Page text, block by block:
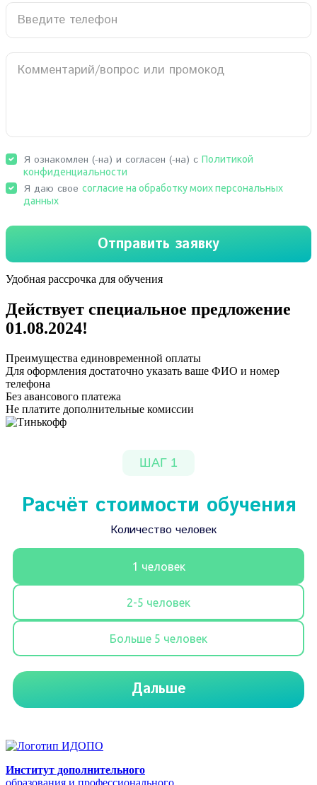
Удобная рассрочка для обучения
Действует специальное предложение
01.08.2024!
Преимущества единовременной оплаты
Для оформления достаточно указать ваше ФИО и номер
телефона
Без авансового платежа
Не платите дополнительные комиссии
Институт дополнительного
образования и профессионального